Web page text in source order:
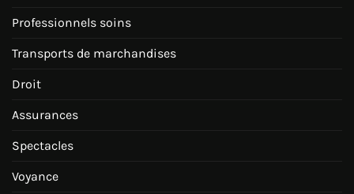
Professionnels soins
Transports de marchandises
Droit
Assurances
Spectacles
Voyance